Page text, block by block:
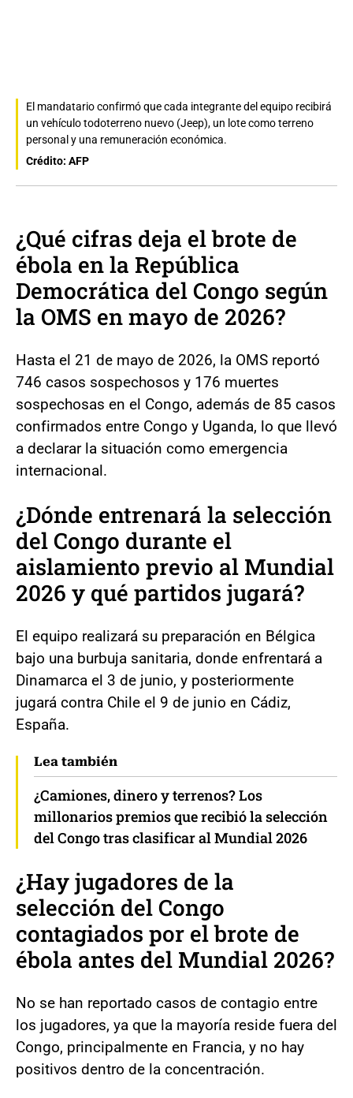
El mandatario confirmó que cada integrante del equipo recibirá
un vehículo todoterreno nuevo (Jeep), un lote como terreno
personal y una remuneración económica.
Crédito: AFP
¿Qué cifras deja el brote de
ébola en la República
Democrática del Congo según
la OMS en mayo de 2026?
Hasta el 21 de mayo de 2026, la OMS reportó
746 casos sospechosos y 176 muertes
sospechosas en el Congo, además de 85 casos
confirmados entre Congo y Uganda, lo que llevó
a declarar la situación como emergencia
internacional.
¿Dónde entrenará la selección
del Congo durante el
aislamiento previo al Mundial
2026 y qué partidos jugará?
El equipo realizará su preparación en Bélgica
bajo una burbuja sanitaria, donde enfrentará a
Dinamarca el 3 de junio, y posteriormente
jugará contra Chile el 9 de junio en Cádiz,
España.
Lea también
¿Camiones, dinero y terrenos? Los
millonarios premios que recibió la selección
del Congo tras clasificar al Mundial 2026
¿Hay jugadores de la
selección del Congo
contagiados por el brote de
ébola antes del Mundial 2026?
No se han reportado casos de contagio entre
los jugadores, ya que la mayoría reside fuera del
Congo, principalmente en Francia, y no hay
positivos dentro de la concentración.